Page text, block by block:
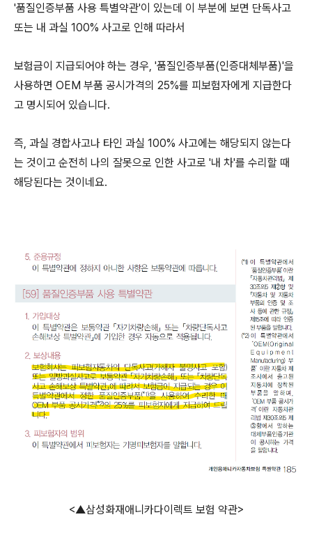
'품질인증부품 사용 특별약관'이 있는데 이 부분에 보면 단독사고
또는 내 과실 100% 사고로 인해 따라서
보험금이 지급되어야 하는 경우, '품질인증부품(인증대체부품)'을
사용하면 OEM 부품 공시가격의 25%를 피보험자에게 지급한다
고 명시되어 있습니다.
즉, 과실 경합사고나 타인 과실 100% 사고에는 해당되지 않는다
는 것이고 순전히 나의 잘못으로 인한 사고로 '내 차'를 수리할 때
해당된다는 것이네요.
<▲삼성화재애니카다이렉트 보험 약관>